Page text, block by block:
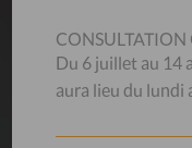
OFFRES
Vous souhaitez
et votre motivation au
CONSULTATION
Du 6 juillet au 14
aura lieu du lundi